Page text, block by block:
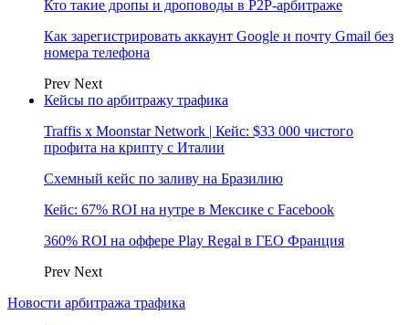
Кто такие дропы и дроповоды в P2P-арбитраже
Как зарегистрировать аккаунт Google и почту Gmail без
номера телефона
Prev Next
Кейсы по арбитражу трафика
Traffis x Moonstar Network | Кейс: $33 000 чистого
профита на крипту с Италии
Схемный кейс по заливу на Бразилию
Кейс: 67% ROI на нутре в Мексике с Facebook
360% ROI на оффере Play Regal в ГЕО Франция
Prev Next
Новости арбитража трафика